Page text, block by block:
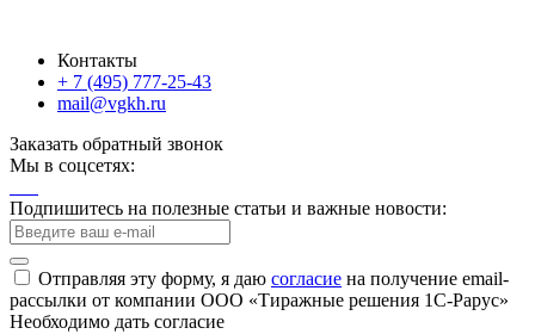
Контакты
+ 7 (495) 777-25-43
mail@vgkh.ru
Заказать обратный звонок
Мы в соцсетях:
Подпишитесь на полезные статьи и важные новости:
Отправляя эту форму, я даю согласие на получение email-
рассылки от компании ООО «Тиражные решения 1С-Рарус»
Необходимо дать согласие